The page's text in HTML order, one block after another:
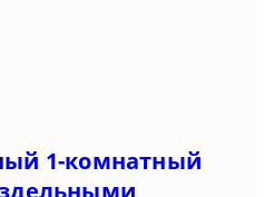
1-комнатный